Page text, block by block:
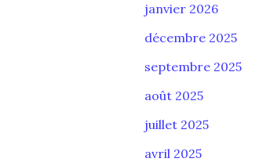
janvier 2026
décembre 2025
septembre 2025
août 2025
juillet 2025
avril 2025